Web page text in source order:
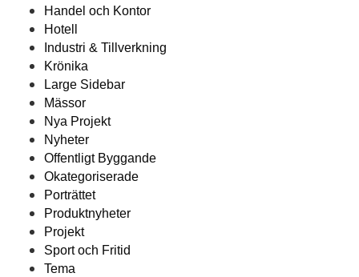
Handel och Kontor
Hotell
Industri & Tillverkning
Krönika
Large Sidebar
Mässor
Nya Projekt
Nyheter
Offentligt Byggande
Okategoriserade
Porträttet
Produktnyheter
Projekt
Sport och Fritid
Tema